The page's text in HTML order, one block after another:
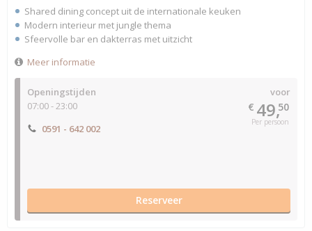
Openingstijden
07:00 - 23:00
voor
€ 49,50
Per persoon
0591 - 642 002
Reserveer
Shared dining concept uit de internationale keuken
Modern interieur met jungle thema
Sfeervolle bar en dakterras met uitzicht
Meer informatie